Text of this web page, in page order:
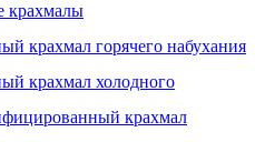
крахмалы
крахмал горячего набухания
крахмал холодного
крахмал